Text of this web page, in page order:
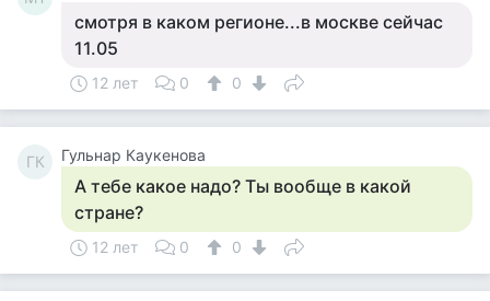
смотря в каком регионе...в москве сейчас
11.05
12 лет 0 0
ГК Гульнар Каукенова
А тебе какое надо? Ты вообще в какой
стране?
12 лет 0 0